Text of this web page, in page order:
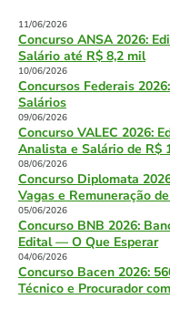
11/06/2026
Concurso ANSA 2026:
Salário até R$ 8,2 mil
10/06/2026
Concursos Federais
Salários
09/06/2026
Concurso VALEC 2026:
Analista e Salário de R$
08/06/2026
Concurso Diplomata
Vagas e Remuneração
05/06/2026
Concurso BNB 2026:
Edital — O Que Esperar
04/06/2026
Concurso Bacen 2026:
Técnico e Procurador